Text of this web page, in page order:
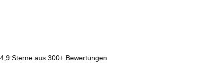
4,9 Sterne aus 300+ Bewertungen